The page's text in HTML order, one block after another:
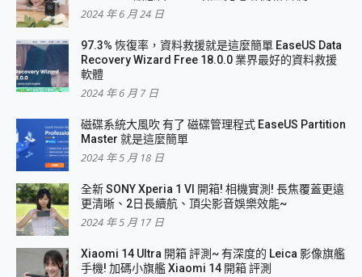
2024 年 6 月 24 日
97.3% 恢復率，資料救援就是這麼簡單 EaseUS Data
Recovery Wizard Free 18.0.0 業界最好的資料救援
軟體
2024 年 6 月 7 日
磁碟系統大風吹 有了 磁碟管理程式 EaseUS Partition
Master 就是這麼簡單
2024 年 5 月 18 日
全新 SONY Xperia 1 VI 開箱! 相機實測! 長焦覆蓋更遠
更清晰、2日長續航、頂尖影音娛樂效能~
2024 年 5 月 17 日
Xiaomi 14 Ultra 開箱 評測~ 有深度的 Leica 影像旗艦
手機! 加碼小旗艦 Xiaomi 14 開箱 評測